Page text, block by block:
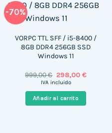
-70%
VORPC TTL SFF / i5-8400 /
8GB DDR4 256GB SSD
Windows 11
999,00€ El
precio
era:
999,00 €.
298,00 €El
es:
298,00 €.
IVA incluido
Añadir al carrito